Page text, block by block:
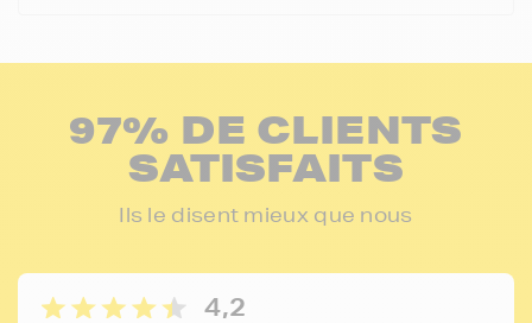
97% DE CLIENTS
SATISFAITS
Ils le disent mieux que nous
4,2